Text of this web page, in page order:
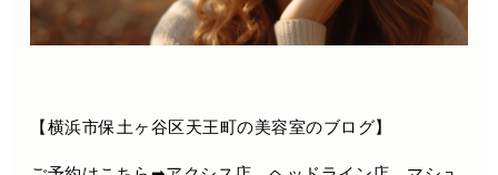
【横浜市保土ヶ谷区天王町の美容室のブログ】